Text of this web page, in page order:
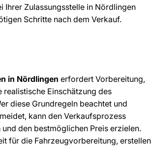
Ihrer Zulassungsstelle in Nördlingen
Schritte nach dem Verkauf.
in Nördlingen erfordert Vorbereitung,
realistische Einschätzung des
diese Grundregeln beachtet und
kann den Verkaufsprozess
den bestmöglichen Preis erzielen.
für die Fahrzeugvorbereitung, erstellen